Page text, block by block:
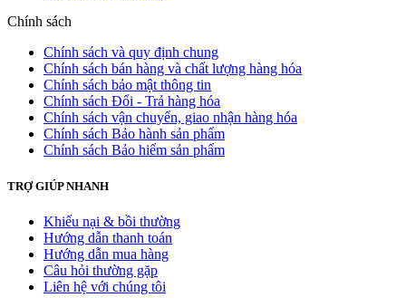
Chính sách
Chính sách và quy định chung
Chính sách bán hàng và chất lượng hàng hóa
Chính sách bảo mật thông tin
Chính sách Đổi - Trả hàng hóa
Chính sách vận chuyển, giao nhận hàng hóa
Chính sách Bảo hành sản phẩm
Chính sách Bảo hiểm sản phẩm
TRỢ GIÚP NHANH
Khiếu nại & bồi thường
Hướng dẫn thanh toán
Hướng dẫn mua hàng
Câu hỏi thường gặp
Liên hệ với chúng tôi